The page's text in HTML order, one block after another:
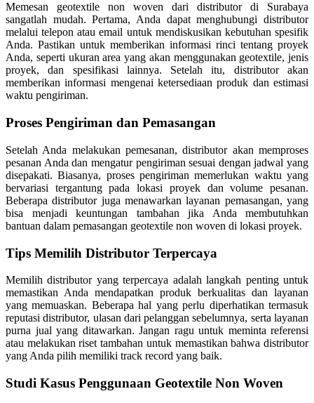
Memesan geotextile non woven dari distributor di Surabaya
sangatlah mudah. Pertama, Anda dapat menghubungi distributor
melalui telepon atau email untuk mendiskusikan kebutuhan spesifik
Anda. Pastikan untuk memberikan informasi rinci tentang proyek
Anda, seperti ukuran area yang akan menggunakan geotextile, jenis
proyek, dan spesifikasi lainnya. Setelah itu, distributor akan
memberikan informasi mengenai ketersediaan produk dan estimasi
waktu pengiriman.
Proses Pengiriman dan Pemasangan
Setelah Anda melakukan pemesanan, distributor akan memproses
pesanan Anda dan mengatur pengiriman sesuai dengan jadwal yang
disepakati. Biasanya, proses pengiriman memerlukan waktu yang
bervariasi tergantung pada lokasi proyek dan volume pesanan.
Beberapa distributor juga menawarkan layanan pemasangan, yang
bisa menjadi keuntungan tambahan jika Anda membutuhkan
bantuan dalam pemasangan geotextile non woven di lokasi proyek.
Tips Memilih Distributor Terpercaya
Memilih distributor yang terpercaya adalah langkah penting untuk
memastikan Anda mendapatkan produk berkualitas dan layanan
yang memuaskan. Beberapa hal yang perlu diperhatikan termasuk
reputasi distributor, ulasan dari pelanggan sebelumnya, serta layanan
purna jual yang ditawarkan. Jangan ragu untuk meminta referensi
atau melakukan riset tambahan untuk memastikan bahwa distributor
yang Anda pilih memiliki track record yang baik.
Studi Kasus Penggunaan Geotextile Non Woven